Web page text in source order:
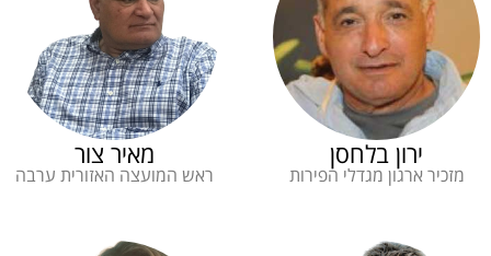
ירון בלחסן
מזכיר ארגון מגדלי הפירות
מאיר צור
ראש המועצה האזורית ערבה